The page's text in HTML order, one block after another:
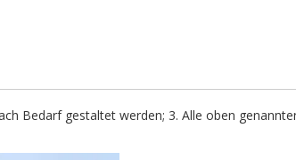
Bedarf gestaltet werden; 3. Alle oben